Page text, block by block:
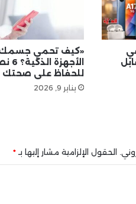
«كيف تحمي جسمك
للحفاظ على صحتك
يناير 9, 2026
الحقول الإلزامية مشار إليها بـ *